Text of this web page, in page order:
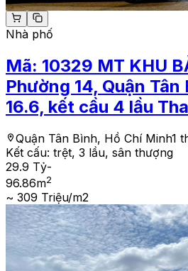
Nhà phố
Mã: 10329 MT KHU
Phường 14, Quận Tân
16.6, kết cầu 4 lầu
Quận Tân Bình, Hồ Chí Minh1
Kết cấu: trệt, 3 lầu, sân thượng
29.9 Tỷ-
96.86m2
~ 309 Triệu/m2